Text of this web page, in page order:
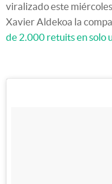
viralizado este
Xavier Aldekoa la
de 2.000 retuits en solo